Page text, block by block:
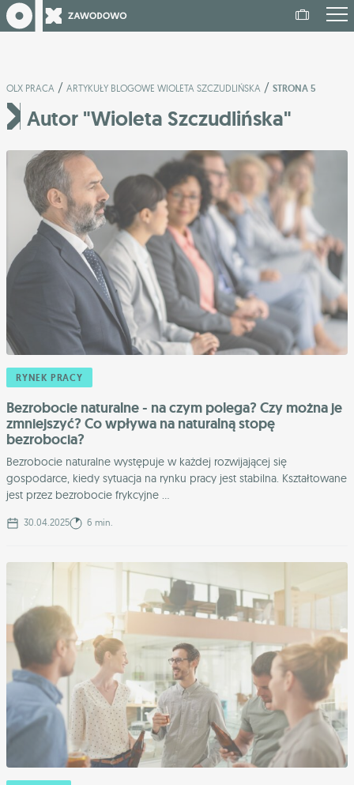
OLX PRACA / ARTYKUŁY BLOGOWE WIOLETA SZCZUDLIŃSKA / STRONA 5
Autor "Wioleta Szczudlińska"
RYNEK PRACY
Bezrobocie naturalne - na czym polega? Czy można je
zmniejszyć? Co wpływa na naturalną stopę
bezrobocia?
Bezrobocie naturalne występuje w każdej rozwijającej się
gospodarce, kiedy sytuacja na rynku pracy jest stabilna. Kształtowane
jest przez bezrobocie frykcyjne ...
30.04.2025 6 min.